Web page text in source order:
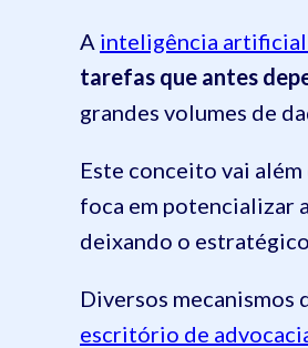
A inteligência
tarefas que antes
grandes volumes de
Este conceito vai
foca em potencializar
deixando o
Diversos
escritório de